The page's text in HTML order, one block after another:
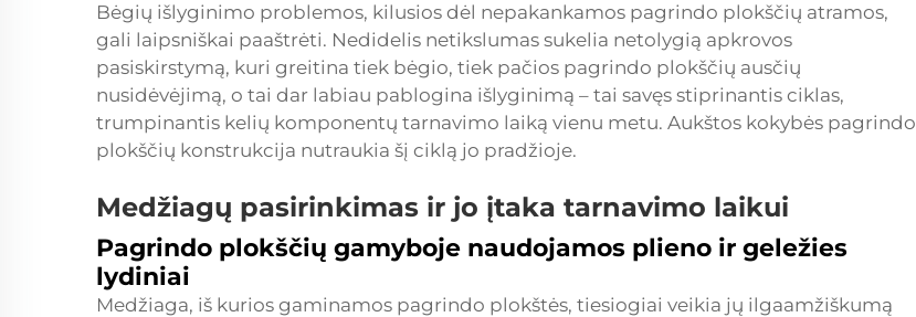
Bėgių išlyginimo problemos, kilusios dėl nepakankamos pagrindo plokščių atramos,
gali laipsniškai paaštrėti. Nedidelis netikslumas sukelia netolygią apkrovos
pasiskirstymą, kuri greitina tiek bėgio, tiek pačios pagrindo plokščių ausčių
nusidėvėjimą, o tai dar labiau pablogina išlyginimą – tai savęs stiprinantis ciklas,
trumpinantis kelių komponentų tarnavimo laiką vienu metu. Aukštos kokybės pagrindo
plokščių konstrukcija nutraukia šį ciklą jo pradžioje.
Medžiagų pasirinkimas ir jo įtaka tarnavimo laikui
Pagrindo plokščių gamyboje naudojamos plieno ir geležies
lydiniai
Medžiaga, iš kurios gaminamos pagrindo plokštės, tiesiogiai veikia jų ilgaamžiškumą